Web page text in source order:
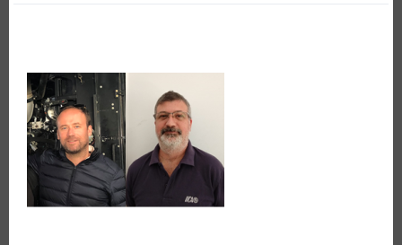
LA
DEL
COMERCIO
AGRÍCOLA
MUNDIAL
DURANTE
LA
PANDEMIA
COVID-
19?